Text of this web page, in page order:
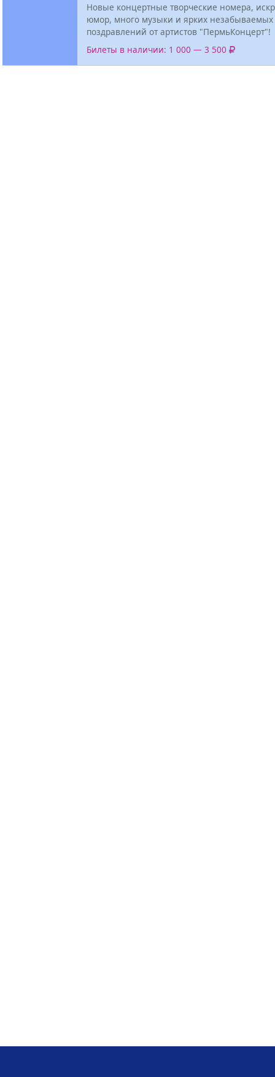
Новые концертные творческие номера,
юмор, много музыки и ярких незабываемых
поздравлений от артистов "ПермьКонцерт"!
Билеты в наличии: 1 000 — 3 500